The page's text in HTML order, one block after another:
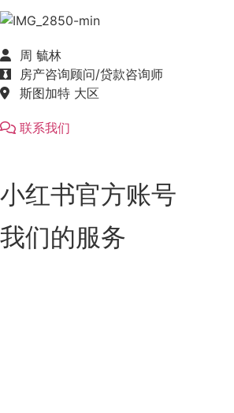
周 毓林
房产咨询顾问/贷款咨询师
斯图加特 大区
联系我们
小红书官方账号
我们的服务